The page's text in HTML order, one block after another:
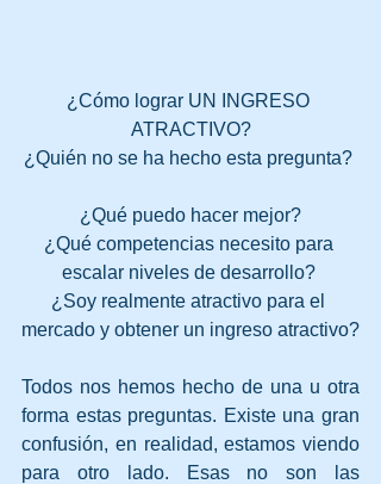
¿Cómo lograr UN INGRESO
ATRACTIVO?
¿Quién no se ha hecho esta pregunta?
¿Qué puedo hacer mejor?
¿Qué competencias necesito para
escalar niveles de desarrollo?
¿Soy realmente atractivo para el
mercado y obtener un ingreso atractivo?
Todos nos hemos hecho de una u otra
forma estas preguntas. Existe una gran
confusión, en realidad, estamos viendo
para otro lado. Esas no son las